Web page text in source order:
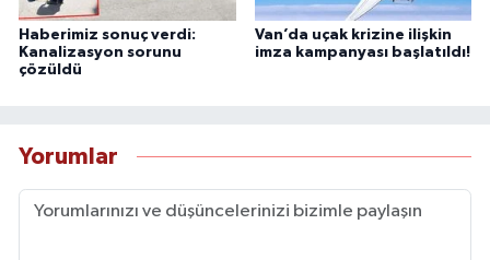
Haberimiz sonuç verdi:
Kanalizasyon sorunu
çözüldü
Van’da uçak krizine ilişkin
imza kampanyası başlatıldı!
Yorumlar